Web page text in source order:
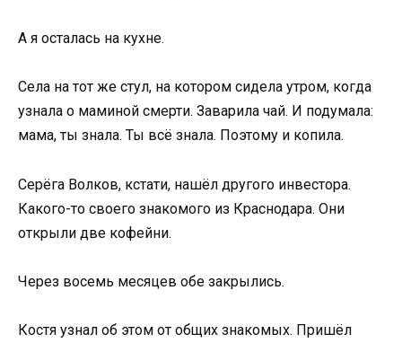
А я осталась на кухне.
Села на тот же стул, на котором сидела утром, когда
узнала о маминой смерти. Заварила чай. И подумала:
мама, ты знала. Ты всё знала. Поэтому и копила.
Серёга Волков, кстати, нашёл другого инвестора.
Какого-то своего знакомого из Краснодара. Они
открыли две кофейни.
Через восемь месяцев обе закрылись.
Костя узнал об этом от общих знакомых. Пришёл